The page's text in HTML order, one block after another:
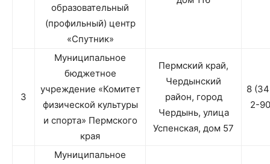
образовательный
(профильный) центр
«Спутник»
3
Муниципальное
бюджетное
учреждение «Комитет
физической культуры
и спорта» Пермского
края
Пермский край,
Чердынский
район, город
Чердынь, улица
Успенская, дом 57
8
2-
Муниципальное